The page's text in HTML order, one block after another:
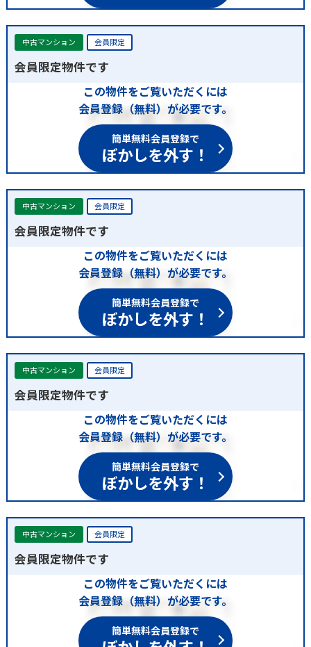
中古マンション 会員限定
会員限定物件です
この物件をご覧いただくには
会員登録（無料）が必要です。
簡単無料会員登録で
ぼかしを外す！
中古マンション 会員限定
会員限定物件です
この物件をご覧いただくには
会員登録（無料）が必要です。
簡単無料会員登録で
ぼかしを外す！
中古マンション 会員限定
会員限定物件です
この物件をご覧いただくには
会員登録（無料）が必要です。
簡単無料会員登録で
ぼかしを外す！
中古マンション 会員限定
会員限定物件です
この物件をご覧いただくには
会員登録（無料）が必要です。
簡単無料会員登録で